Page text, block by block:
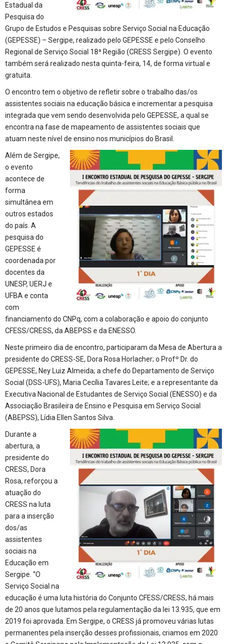
Estadual da
Pesquisa do
Grupo de Estudos e Pesquisas sobre Serviço Social na Educação
(GEPESSE) – Sergipe, realizado pelo GEPESSE e pelo Conselho
Regional de Serviço Social 18ª Região (CRESS Sergipe). O evento
também será realizado nesta quinta-feira, 14, de forma virtual e
gratuita.
O encontro tem o objetivo de refletir sobre o trabalho das/os
assistentes sociais na educação básica e incrementar a pesquisa
integrada que vem sendo desenvolvida pelo GEPESSE, a qual se
encontra na fase de mapeamento de assistentes sociais que
atuam neste nível de ensino nos municípios do Brasil.
Além de Sergipe,
o evento
acontece de
forma
simultânea em
outros estados
do país. A
pesquisa do
GEPESSE é
coordenada por
docentes da
UNESP, UERJ e
UFBA e conta
com
financiamento do CNPq, com a colaboração e apoio do conjunto
CFESS/CRESS, da ABEPSS e da ENESSO.
Neste primeiro dia de encontro, participaram da Mesa de Abertura a
presidente do CRESS-SE, Dora Rosa Horlacher; o Profº Dr. do
GEPESSE, Ney Luiz Almeida; a chefe do Departamento de Serviço
Social (DSS-UFS), Maria Cecília Tavares Leite; e a representante da
Executiva Nacional de Estudantes de Serviço Social (ENESSO) e da
Associação Brasileira de Ensino e Pesquisa em Serviço Social
(ABEPSS), Lídia Ellen Santos Silva.
Durante a
abertura, a
presidente do
CRESS, Dora
Rosa, reforçou a
atuação do
CRESS na luta
para a inserção
dos/as
assistentes
sociais na
Educação em
Sergipe. “O
Serviço Social na
educação é uma luta história do Conjunto CFESS/CRESS, há mais
de 20 anos que lutamos pela regulamentação da lei 13.935, que em
2019 foi aprovada. Em Sergipe, o CRESS já promoveu várias lutas
permanentes pela inserção desses profissionais, criamos em 2020